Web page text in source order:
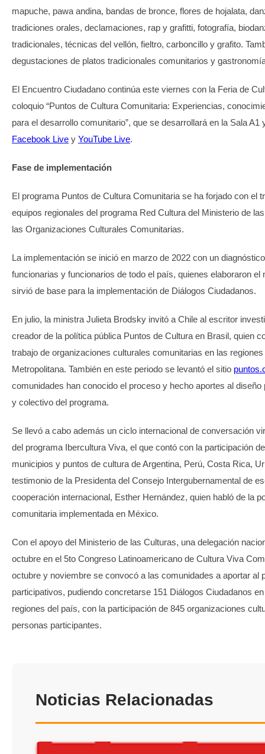
mapuche, pawa andina, bandas de bronce, flores de hojalata,
tradiciones orales, declamaciones, rap y grafitti, fotografía,
tradicionales, técnicas del vellón, fieltro, carboncillo y grafito.
degustaciones de platos tradicionales comunitarios y
El Encuentro Ciudadano continúa este viernes con la Feria de
coloquio “Puntos de Cultura Comunitaria: Experiencias,
para el desarrollo comunitario”, que se desarrollará en la Sala A1
Facebook Live y YouTube Live.
Fase de implementación
El programa Puntos de Cultura Comunitaria se ha forjado con el
equipos regionales del programa Red Cultura del Ministerio de
las Organizaciones Culturales Comunitarias.
La implementación se inició en marzo de 2022 con un
funcionarias y funcionarios de todo el país, quienes elaboraron el
sirvió de base para la implementación de Diálogos Ciudadanos.
En julio, la ministra Julieta Brodsky invitó a Chile al escritor
creador de la política pública Puntos de Cultura en Brasil, quien
trabajo de organizaciones culturales comunitarias en las
Metropolitana. También en este periodo se levantó el sitio
comunidades han conocido el proceso y hecho aportes al
y colectivo del programa.
Se llevó a cabo además un ciclo internacional de conversación
del programa Ibercultura Viva, el que contó con la participación
municipios y puntos de cultura de Argentina, Perú, Costa Rica,
testimonio de la Presidenta del Consejo Intergubernamental de
cooperación internacional, Esther Hernández, quien habló de la
comunitaria implementada en México.
Con el apoyo del Ministerio de las Culturas, una delegación
octubre en el 5to Congreso Latinoamericano de Cultura Viva
octubre y noviembre se convocó a las comunidades a aportar al
participativos, pudiendo concretarse 151 Diálogos Ciudadanos
regiones del país, con la participación de 845 organizaciones
personas participantes.
Noticias Relacionadas